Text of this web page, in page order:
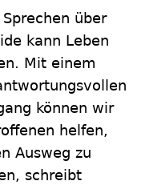
Sprechen über
kann Leben
Mit einem
können wir
helfen,
Ausweg zu
schreibt